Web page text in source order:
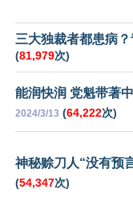
三大独裁者都患病
(81,979次)
能润快润 党魁带著
2024/3/13 (64,222次)
神秘赊刀人“没有预
(54,347次)